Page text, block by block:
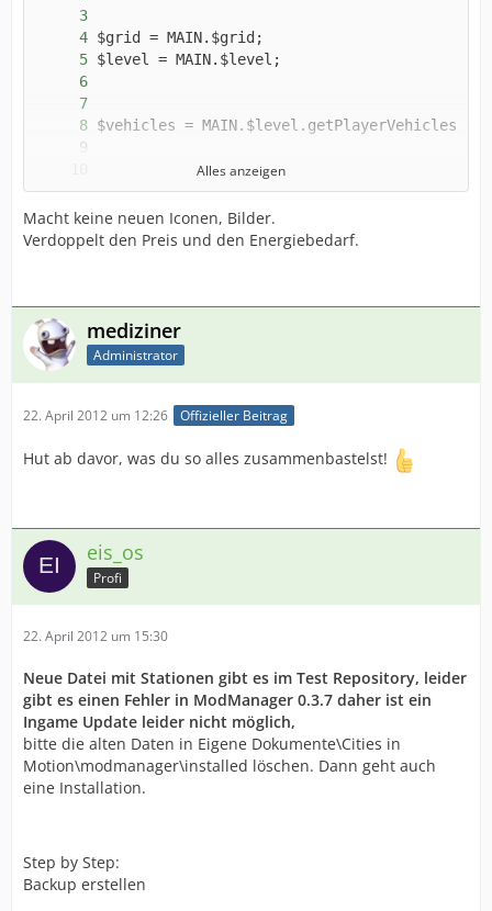
Alles anzeigen
Macht keine neuen Iconen, Bilder.
Verdoppelt den Preis und den Energiebedarf.
mediziner
Administrator
22. April 2012 um 12:26 Offizieller Beitrag
Hut ab davor, was du so alles zusammenbastelst!
eis_os
Profi
22. April 2012 um 15:30
Neue Datei mit Stationen gibt es im Test Repository, leider
gibt es einen Fehler in ModManager 0.3.7 daher ist ein
Ingame Update leider nicht möglich,
bitte die alten Daten in Eigene Dokumente\Cities in
Motion\modmanager\installed löschen. Dann geht auch
eine Installation.
Step by Step:
Backup erstellen